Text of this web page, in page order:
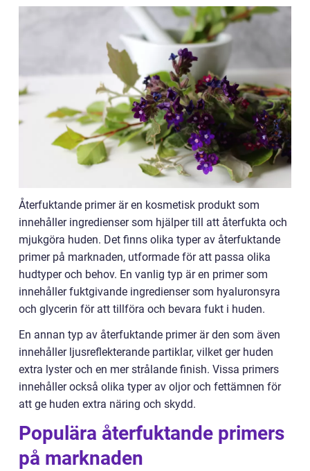
Återfuktande primer är en kosmetisk produkt som
innehåller ingredienser som hjälper till att återfukta och
mjukgöra huden. Det finns olika typer av återfuktande
primer på marknaden, utformade för att passa olika
hudtyper och behov. En vanlig typ är en primer som
innehåller fuktgivande ingredienser som hyaluronsyra
och glycerin för att tillföra och bevara fukt i huden.
En annan typ av återfuktande primer är den som även
innehåller ljusreflekterande partiklar, vilket ger huden
extra lyster och en mer strålande finish. Vissa primers
innehåller också olika typer av oljor och fettämnen för
att ge huden extra näring och skydd.
Populära återfuktande primers
på marknaden